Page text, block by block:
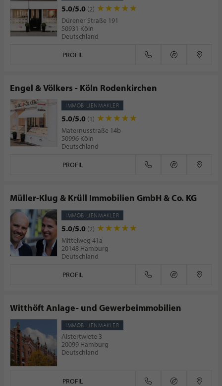
5.0/5.0 (2)
Dürener Straße 191
50931 Köln
Deutschland
PROFIL
Engel & Völkers - Köln Rodenkirchen
IMMOBILIENMAKLER
5.0/5.0 (1)
Maternusstraße 14b
50996 Köln
Deutschland
PROFIL
Müller-Klug & Krüll Immobilien GmbH & Co. KG
IMMOBILIENMAKLER
5.0/5.0 (2)
Mittelweg 41a
20148 Hamburg
Deutschland
PROFIL
Witthöft Anlage- und Gewerbeimmobilien
IMMOBILIENMAKLER
Alstertwiete 3
20099 Hamburg
Deutschland
PROFIL